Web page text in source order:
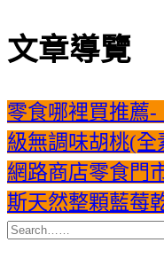
文章導覽
零食哪裡買推薦
級無調味胡桃(全
網路商店零食門
斯天然整顆藍莓